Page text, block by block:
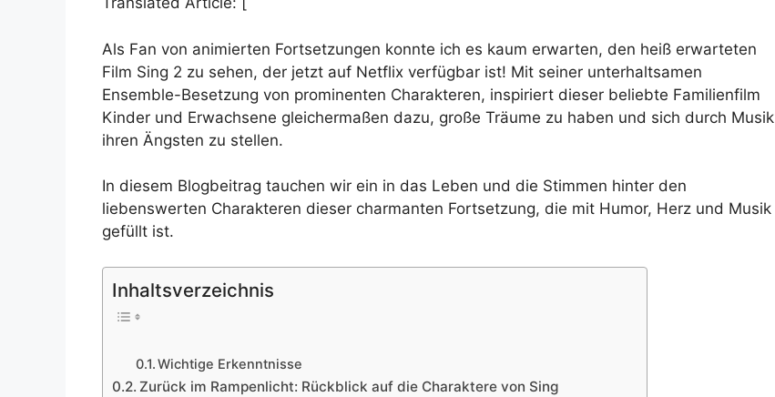
Als Fan von animierten Fortsetzungen konnte ich es kaum erwarten, den heiß erwarteten
Film Sing 2 zu sehen, der jetzt auf Netflix verfügbar ist! Mit seiner unterhaltsamen
Ensemble-Besetzung von prominenten Charakteren, inspiriert dieser beliebte Familienfilm
Kinder und Erwachsene gleichermaßen dazu, große Träume zu haben und sich durch Musik
ihren Ängsten zu stellen.
In diesem Blogbeitrag tauchen wir ein in das Leben und die Stimmen hinter den
liebenswerten Charakteren dieser charmanten Fortsetzung, die mit Humor, Herz und Musik
gefüllt ist.
Inhaltsverzeichnis
Wichtige Erkenntnisse
Zurück im Rampenlicht: Rückblick auf die Charaktere von Sing